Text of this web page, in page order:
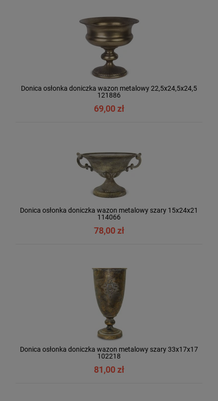
Donica osłonka doniczka wazon metalowy 22,5x24,5x24,5
121886
69,00 zł
Donica osłonka doniczka wazon metalowy szary 15x24x21
114066
78,00 zł
Donica osłonka doniczka wazon metalowy szary 33x17x17
102218
81,00 zł